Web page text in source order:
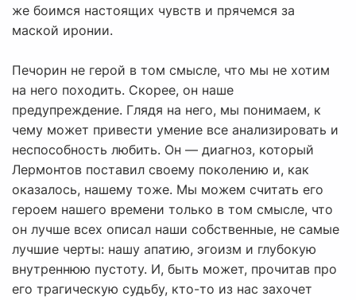
же боимся настоящих чувств и прячемся за
маской иронии.
Печорин не герой в том смысле, что мы не хотим
на него походить. Скорее, он наше
предупреждение. Глядя на него, мы понимаем, к
чему может привести умение все анализировать и
неспособность любить. Он — диагноз, который
Лермонтов поставил своему поколению и, как
оказалось, нашему тоже. Мы можем считать его
героем нашего времени только в том смысле, что
он лучше всех описал наши собственные, не самые
лучшие черты: нашу апатию, эгоизм и глубокую
внутреннюю пустоту. И, быть может, прочитав про
его трагическую судьбу, кто-то из нас захочет